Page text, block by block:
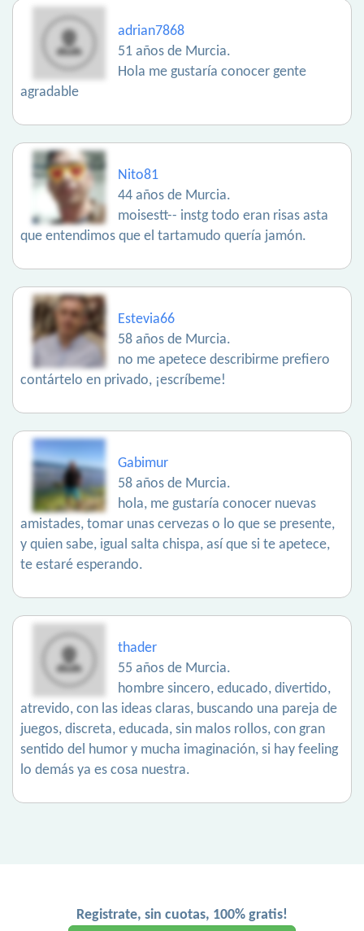
adrian7868
51 años de Murcia.
Hola me gustaría conocer gente
agradable
Nito81
44 años de Murcia.
moisestt-- instg todo eran risas asta
que entendimos que el tartamudo quería jamón.
Estevia66
58 años de Murcia.
no me apetece describirme prefiero
contártelo en privado, ¡escríbeme!
Gabimur
58 años de Murcia.
hola, me gustaría conocer nuevas
amistades, tomar unas cervezas o lo que se presente,
y quien sabe, igual salta chispa, así que si te apetece,
te estaré esperando.
thader
55 años de Murcia.
hombre sincero, educado, divertido,
atrevido, con las ideas claras, buscando una pareja de
juegos, discreta, educada, sin malos rollos, con gran
sentido del humor y mucha imaginación, si hay feeling
lo demás ya es cosa nuestra.
Registrate, sin cuotas, 100% gratis!